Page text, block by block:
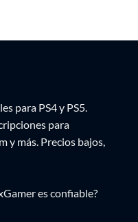
para PS4 y PS5.
para
y más. Precios bajos,
es confiable?